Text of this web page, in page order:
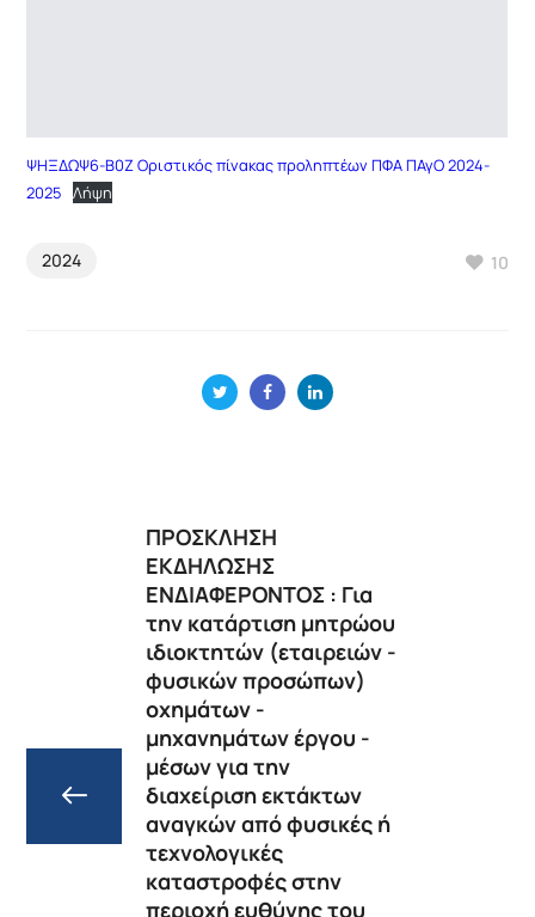
ΨΗΞΔΩΨ6-Β0Ζ Οριστικός πίνακας προληπτέων ΠΦΑ ΠΑγΟ 2024-
2025 Λήψη
2024 10
ΠΡΟΣΚΛΗΣΗ
ΕΚΔΗΛΩΣΗΣ
ΕΝΔΙΑΦΕΡΟΝΤΟΣ : Για
την κατάρτιση μητρώου
ιδιοκτητών (εταιρειών -
φυσικών προσώπων)
οχημάτων -
μηχανημάτων έργου -
μέσων για την
διαχείριση εκτάκτων
αναγκών από φυσικές ή
τεχνολογικές
καταστροφές στην
περιοχή ευθύνης του